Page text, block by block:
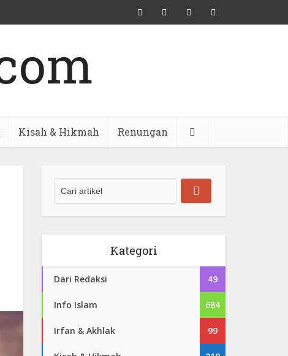
Kisah & Hikmah Renungan
Kategori
Dari Redaksi 49
Info Islam 684
Irfan & Akhlak 99